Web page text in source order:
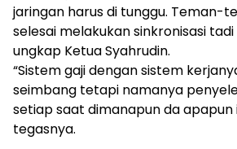
jaringan harus di tunggu. Teman-
selesai melakukan sinkronisasi tadi
ungkap Ketua Syahrudin.
“Sistem gaji dengan sistem
seimbang tetapi namanya
setiap saat dimanapun da apapun
tegasnya.